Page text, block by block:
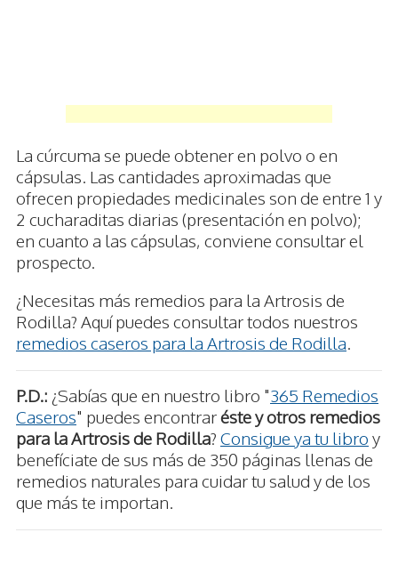
La cúrcuma se puede obtener en polvo o en
cápsulas. Las cantidades aproximadas que
ofrecen propiedades medicinales son de entre 1 y
2 cucharaditas diarias (presentación en polvo);
en cuanto a las cápsulas, conviene consultar el
prospecto.
¿Necesitas más remedios para la Artrosis de
Rodilla? Aquí puedes consultar todos nuestros
remedios caseros para la Artrosis de Rodilla
P.D.: ¿Sabías que en nuestro libro "365 Remedios
Caseros" puedes encontraréste y otros remedios
para la Artrosis de Rodilla? Consigue ya tu libro y
benefíciate de sus más de 350 páginas llenas de
remedios naturales para cuidar tu salud y de los
que más te importan.